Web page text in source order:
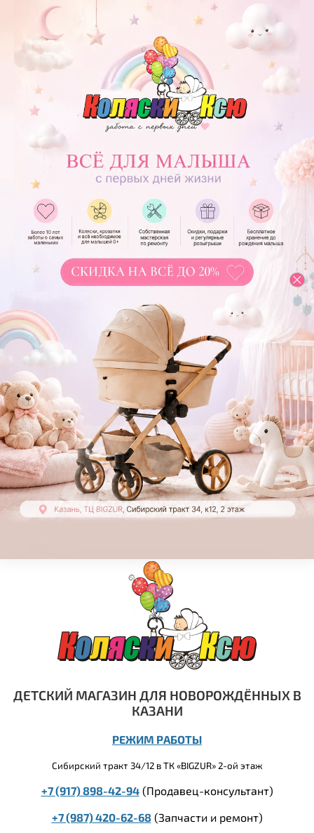
ДЕТСКИЙ МАГАЗИН ДЛЯ НОВОРОЖДЁННЫХ В
КАЗАНИ
РЕЖИМ РАБОТЫ
Сибирский тракт 34/12 в ТК «BIGZUR» 2-ой этаж
+7 (917) 898-42-94(Продавец-консультант)
+7 (987) 420-62-68 (Запчасти и ремонт)